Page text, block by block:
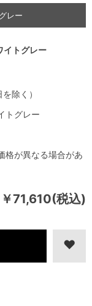
￥71,610(税込)
格が異なる場合があ
除く）
トグレー
レー
イトグレー